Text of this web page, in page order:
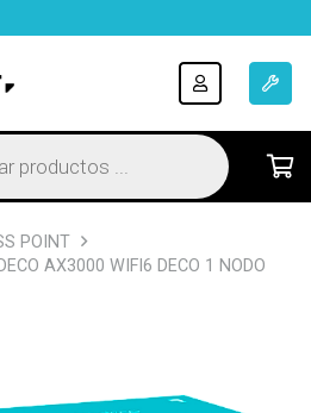
POINT
AX3000 WIFI6 DECO 1 NODO